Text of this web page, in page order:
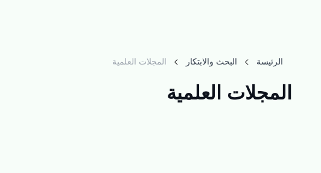
الرئيسة البحث والابتكار المجلات العلمية
المجلات العلمية